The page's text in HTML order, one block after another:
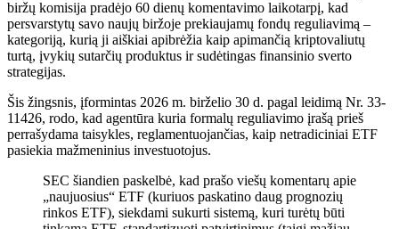
biržų komisija pradėjo 60 dienų komentavimo laikotarpį, kad
persvarstytų savo naujų biržoje prekiaujamų fondų reguliavimą –
kategoriją, kurią ji aiškiai apibrėžia kaip apimančią kriptovaliutų
turtą, įvykių sutarčių produktus ir sudėtingas finansinio sverto
strategijas.
Šis žingsnis, įformintas 2026 m. birželio 30 d. pagal leidimą Nr. 33-
11426, rodo, kad agentūra kuria formalų reguliavimo įrašą prieš
perrašydama taisykles, reglamentuojančias, kaip netradiciniai ETF
pasiekia mažmeninius investuotojus.
SEC šiandien paskelbė, kad prašo viešų komentarų apie
„naujuosius“ ETF (kuriuos paskatino daug prognozių
rinkos ETF), siekdami sukurti sistemą, kuri turėtų būti